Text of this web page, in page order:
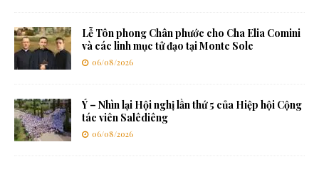
Lễ Tôn phong Chân phước cho Cha Elia Comini
và các linh mục tử đạo tại Monte Sole
06/08/2026
Ý – Nhìn lại Hội nghị lần thứ 5 của Hiệp hội Cộng
tác viên Salêdiêng
06/08/2026